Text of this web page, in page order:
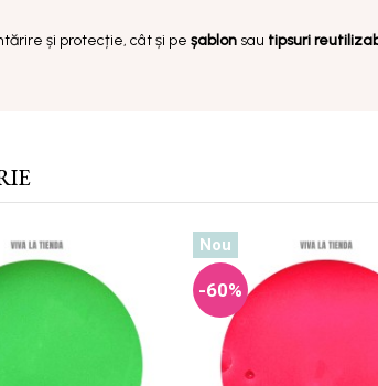
și protecție, cât și pe șablon sau tipsuri
Nou
-60%